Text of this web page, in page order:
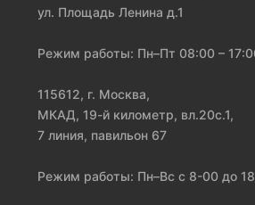
ул. Площадь Ленина д.1
Режим работы: Пн–Пт 08:00 –
115612, г. Москва,
МКАД, 19-й километр, вл.20с.1,
7 линия, павильон 67
Режим работы: Пн–Вс с 8-00 до